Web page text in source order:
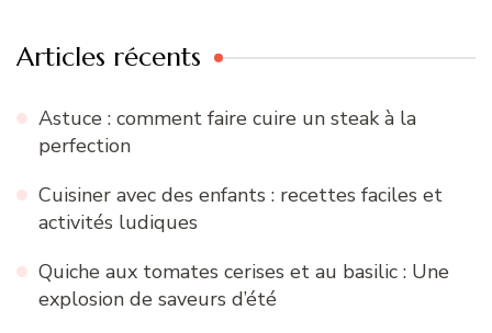
Articles récents
Astuce : comment faire cuire un steak à la
perfection
Cuisiner avec des enfants : recettes faciles et
activités ludiques
Quiche aux tomates cerises et au basilic : Une
explosion de saveurs d’été